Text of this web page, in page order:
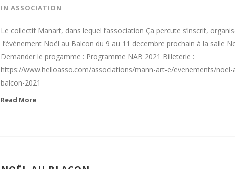
IN ASSOCIATION
Le collectif Manart, dans lequel l’association Ça percute s’inscrit,
l’événement Noël au Balcon du 9 au 11 decembre prochain à la salle
Demander le progamme : Programme NAB 2021 Billeterie :
https://www.helloasso.com/associations/mann-art-e/evenements/noel-
balcon-2021
Read More